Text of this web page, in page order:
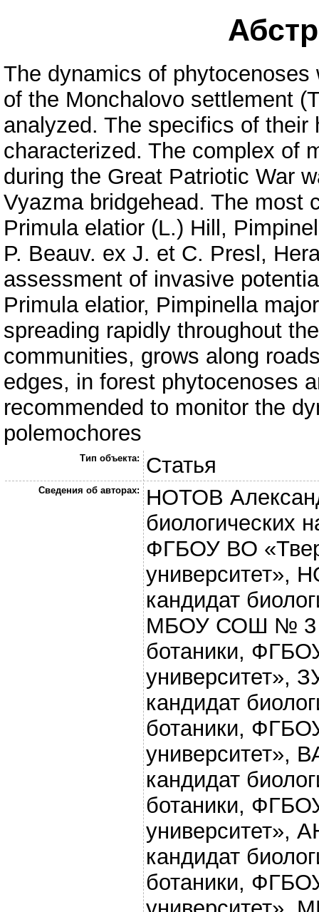
The dynamics of
of the Monchalovo settlement
analyzed. The specifics of
characterized. The complex of
during the Great Patriotic War
Vyazma bridgehead. The most
Primula elatior (L.) Hill,
P. Beauv. ex J. et C. Presl,
assessment of invasive
Primula elatior, Pimpinella
spreading rapidly throughout
communities, grows along
edges, in forest phytocenoses
recommended to monitor the
polemochores
Тип объекта: Статья
Сведения об авторах:
НОТОВ
биологических
ФГБОУ ВО
университет»,
кандидат
МБОУ СОШ № 3
ботаники,
университет»,
кандидат
ботаники,
университет»,
кандидат
ботаники,
университет»,
кандидат
ботаники,